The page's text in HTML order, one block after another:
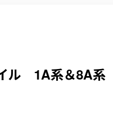
ル 1A系＆8A系